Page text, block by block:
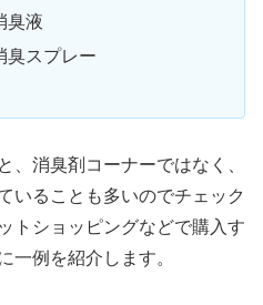
臭液
臭スプレー
、消臭剤コーナーではなく、
いることも多いのでチェック
トショッピングなどで購入す
一例を紹介します。